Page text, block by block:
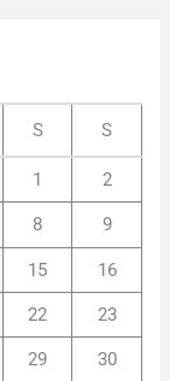
S S
1 2
8 9
15 16
22 23
29 30